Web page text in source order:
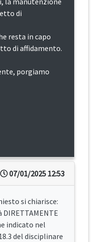
di
resta in capo
di affidamento.
porgiamo
07/01/2025 12:53
si chiarisce:
indicato nel
del disciplinare